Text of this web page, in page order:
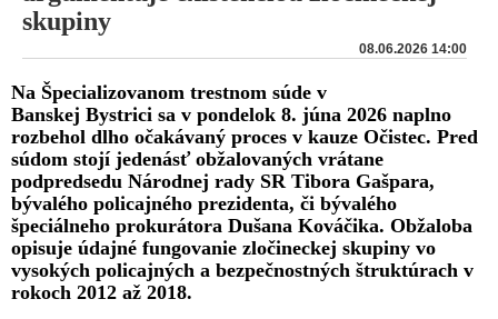
skupiny
08.06.2026 14:00
Na Špecializovanom trestnom súde v
Banskej Bystrici sa v pondelok 8. júna 2026 naplno
rozbehol dlho očakávaný proces v kauze Očistec. Pred
súdom stojí jedenásť obžalovaných vrátane
podpredsedu Národnej rady SR Tibora Gašpara,
bývalého policajného prezidenta, či bývalého
špeciálneho prokurátora Dušana Kováčika. Obžaloba
opisuje údajné fungovanie zločineckej skupiny vo
vysokých policajných a bezpečnostných štruktúrach v
rokoch 2012 až 2018.